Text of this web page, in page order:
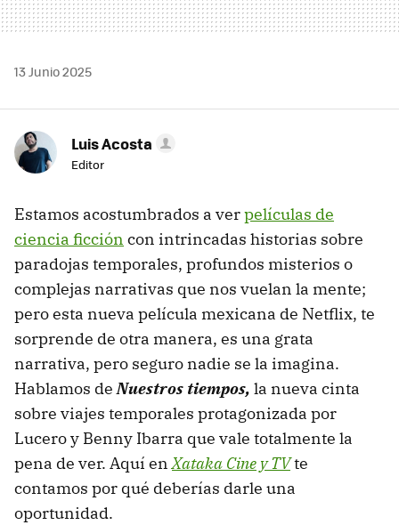
13 Junio 2025
Luis Acosta
Editor
Estamos acostumbrados a verpelículas de
ciencia ficción con intrincadas historias sobre
paradojas temporales, profundos misterios o
complejas narrativas que nos vuelan la mente;
pero esta nueva película mexicana de Netflix, te
sorprende de otra manera, es una grata
narrativa, pero seguro nadie se la imagina.
Hablamos deNuestros tiempos, la nueva cinta
sobre viajes temporales protagonizada por
Lucero y Benny Ibarra que vale totalmente la
pena de ver. Aquí enXataka Cine y TVte
contamos por qué deberías darle una
oportunidad.